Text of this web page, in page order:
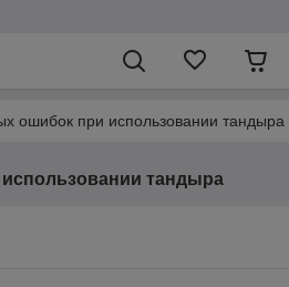
ошибок при использовании тандыра
тандыра